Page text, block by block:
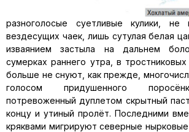
разноголосые суетливые кулики,
вездесущих чаек, лишь сутулая белая
изваянием застыла на дальнем
сумерках раннего утра, в
больше не снуют, как прежде,
голосом придушенного
потревоженный дуплетом скрытный
концу и утиный пролёт. Последними
кряквами мигрируют северные